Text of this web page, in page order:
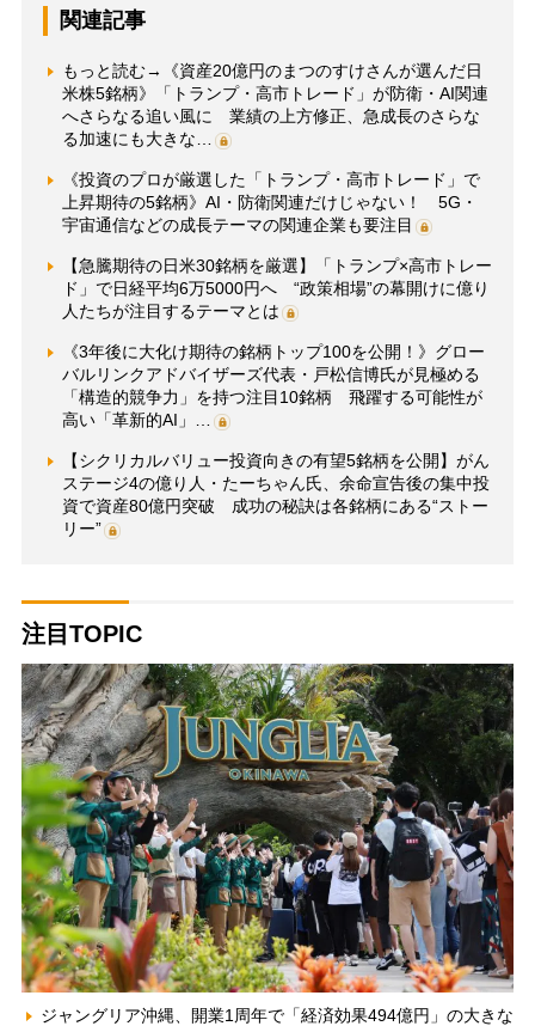
関連記事
もっと読む→《資産20億円のまつのすけさんが選んだ日
米株5銘柄》「トランプ・高市トレード」が防衛・AI関連
へさらなる追い風に 業績の上方修正、急成長のさらな
る加速にも大きな…
《投資のプロが厳選した「トランプ・高市トレード」で
上昇期待の5銘柄》AI・防衛関連だけじゃない！ 5G・
宇宙通信などの成長テーマの関連企業も要注目
【急騰期待の日米30銘柄を厳選】「トランプ×高市トレー
ド」で日経平均6万5000円へ “政策相場”の幕開けに億り
人たちが注目するテーマとは
《3年後に大化け期待の銘柄トップ100を公開！》グロー
バルリンクアドバイザーズ代表・戸松信博氏が見極める
「構造的競争力」を持つ注目10銘柄 飛躍する可能性が
高い「革新的AI」…
【シクリカルバリュー投資向きの有望5銘柄を公開】がん
ステージ4の億り人・たーちゃん氏、余命宣告後の集中投
資で資産80億円突破 成功の秘訣は各銘柄にある“ストー
リー”
注目TOPIC
ジャングリア沖縄、開業1周年で「経済効果494億円」の大きな